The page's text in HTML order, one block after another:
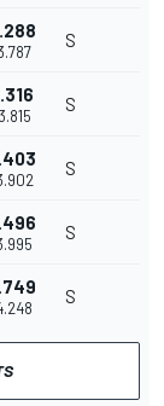
S
S
S
S
S